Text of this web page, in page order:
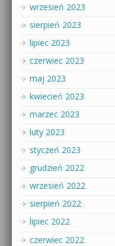
wrzesień 2023
sierpień 2023
lipiec 2023
czerwiec 2023
maj 2023
kwiecień 2023
marzec 2023
luty 2023
styczeń 2023
grudzień 2022
wrzesień 2022
sierpień 2022
lipiec 2022
czerwiec 2022